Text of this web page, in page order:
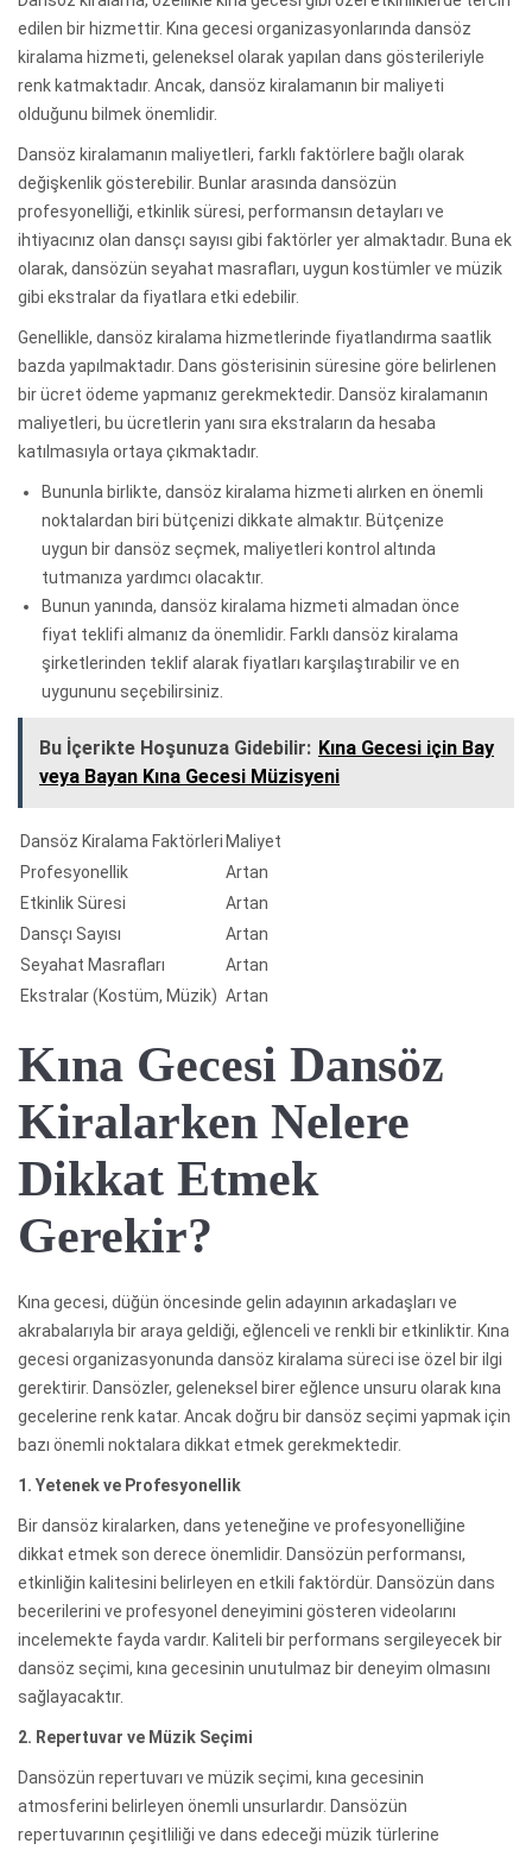
edilen bir hizmettir. Kına gecesi organizasyonlarında dansöz
kiralama hizmeti, geleneksel olarak yapılan dans gösterileriyle
renk katmaktadır. Ancak, dansöz kiralamanın bir maliyeti
olduğunu bilmek önemlidir.
Dansöz kiralamanın maliyetleri, farklı faktörlere bağlı olarak
değişkenlik gösterebilir. Bunlar arasında dansözün
profesyonelliği, etkinlik süresi, performansın detayları ve
ihtiyacınız olan dansçı sayısı gibi faktörler yer almaktadır. Buna ek
olarak, dansözün seyahat masrafları, uygun kostümler ve müzik
gibi ekstralar da fiyatlara etki edebilir.
Genellikle, dansöz kiralama hizmetlerinde fiyatlandırma saatlik
bazda yapılmaktadır. Dans gösterisinin süresine göre belirlenen
bir ücret ödeme yapmanız gerekmektedir. Dansöz kiralamanın
maliyetleri, bu ücretlerin yanı sıra ekstraların da hesaba
katılmasıyla ortaya çıkmaktadır.
Bununla birlikte, dansöz kiralama hizmeti alırken en önemli
noktalardan biri bütçenizi dikkate almaktır. Bütçenize
uygun bir dansöz seçmek, maliyetleri kontrol altında
tutmanıza yardımcı olacaktır.
Bunun yanında, dansöz kiralama hizmeti almadan önce
fiyat teklifi almanız da önemlidir. Farklı dansöz kiralama
şirketlerinden teklif alarak fiyatları karşılaştırabilir ve en
uygununu seçebilirsiniz.
Bu İçerikte Hoşunuza Gidebilir: Kına Gecesi için Bay
veya Bayan Kına Gecesi Müzisyeni
Dansöz Kiralama FaktörleriMaliyet
Profesyonellik
Artan
Etkinlik Süresi
Artan
Dansçı Sayısı
Artan
Seyahat Masrafları
Artan
Ekstralar (Kostüm, Müzik) Artan
Kına Gecesi Dansöz
Kiralarken Nelere
Dikkat Etmek
Gerekir?
Kına gecesi, düğün öncesinde gelin adayının arkadaşları ve
akrabalarıyla bir araya geldiği, eğlenceli ve renkli bir etkinliktir. Kına
gecesi organizasyonunda dansöz kiralama süreci ise özel bir ilgi
gerektirir. Dansözler, geleneksel birer eğlence unsuru olarak kına
gecelerine renk katar. Ancak doğru bir dansöz seçimi yapmak için
bazı önemli noktalara dikkat etmek gerekmektedir.
1. Yetenek ve Profesyonellik
Bir dansöz kiralarken, dans yeteneğine ve profesyonelliğine
dikkat etmek son derece önemlidir. Dansözün performansı,
etkinliğin kalitesini belirleyen en etkili faktördür. Dansözün dans
becerilerini ve profesyonel deneyimini gösteren videolarını
incelemekte fayda vardır. Kaliteli bir performans sergileyecek bir
dansöz seçimi, kına gecesinin unutulmaz bir deneyim olmasını
sağlayacaktır.
2. Repertuvar ve Müzik Seçimi
Dansözün repertuvarı ve müzik seçimi, kına gecesinin
atmosferini belirleyen önemli unsurlardır. Dansözün
repertuvarının çeşitliliği ve dans edeceği müzik türlerine